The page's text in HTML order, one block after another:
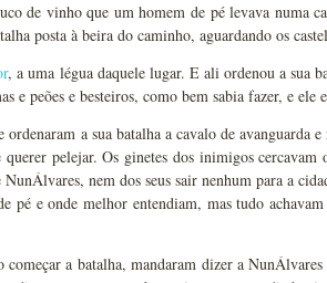
de vinho que um homem de pé levava numa
posta à beira do caminho, aguardando os
, a uma légua daquele lugar. E ali ordenou a sua
e peões e besteiros, como bem sabia fazer, e ele
a sua batalha a cavalo de avanguarda
pelejar. Os ginetes dos inimigos cercavam
nem dos seus sair nenhum para a
pé e onde melhor entendiam, mas tudo
começar a batalha, mandaram dizer a